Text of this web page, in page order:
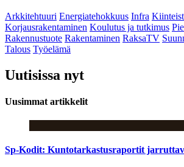
Arkkitehtuuri Energiatehokkuus Infra
Korjausrakentaminen Koulutus ja tutkimus
Rakennustuote Rakentaminen RaksaTV
Talous Työelämä
Uutisissa nyt
Uusimmat artikkelit
Sp-Kodit: Kuntotarkastusraportit